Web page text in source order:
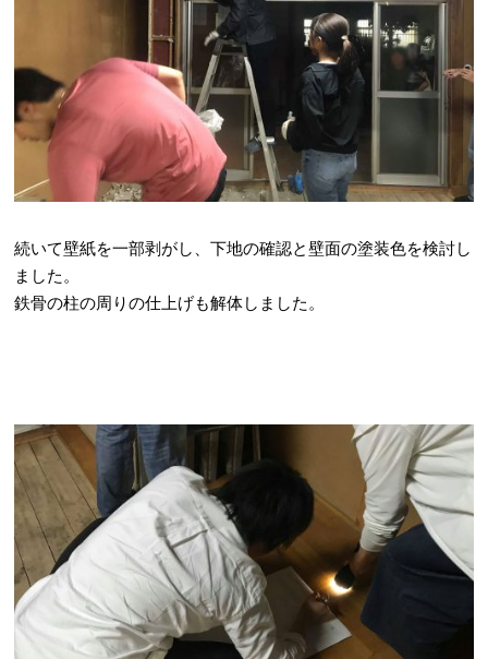
続いて壁紙を一部剥がし、下地の確認と壁面の塗装色を検討し
ました。
鉄骨の柱の周りの仕上げも解体しました。